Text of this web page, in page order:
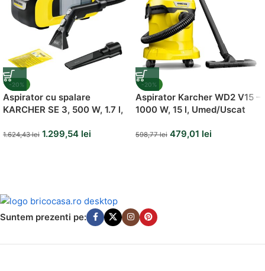
-20%
Aspirator cu spalare
KARCHER SE 3, 500 W, 1.7 l,
1.624,43lei 1.299,54 lei
-20%
Aspirator Karcher WD2 V15 –
1000 W, 15 l, Umed/Uscat
598,77lei 479,01 lei
Suntem prezenti pe: